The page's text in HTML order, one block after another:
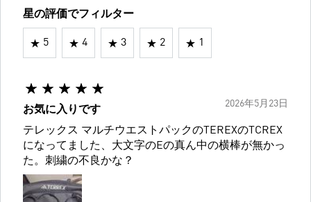
星の評価でフィルター
5 4 3 2 1
2026年5月23日
お気に入りです
テレックス マルチウエストパックのTEREXのTCREX
になってました、大文字のEの真ん中の横棒が無かっ
た。刺繍の不良かな？